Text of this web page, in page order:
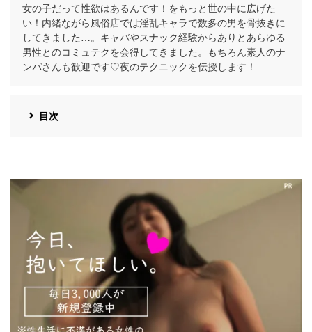
女の子だって性欲はあるんです！をもっと世の中に広げた
い！内緒ながら風俗店では淫乱キャラで数多の男を骨抜きに
してきました…。キャバやスナック経験からありとあらゆる
男性とのコミュテクを会得してきました。もちろん素人のナ
ンパさんも歓迎です♡夜のテクニックを伝授します！
目次
https://pcmax.jp/lp/?